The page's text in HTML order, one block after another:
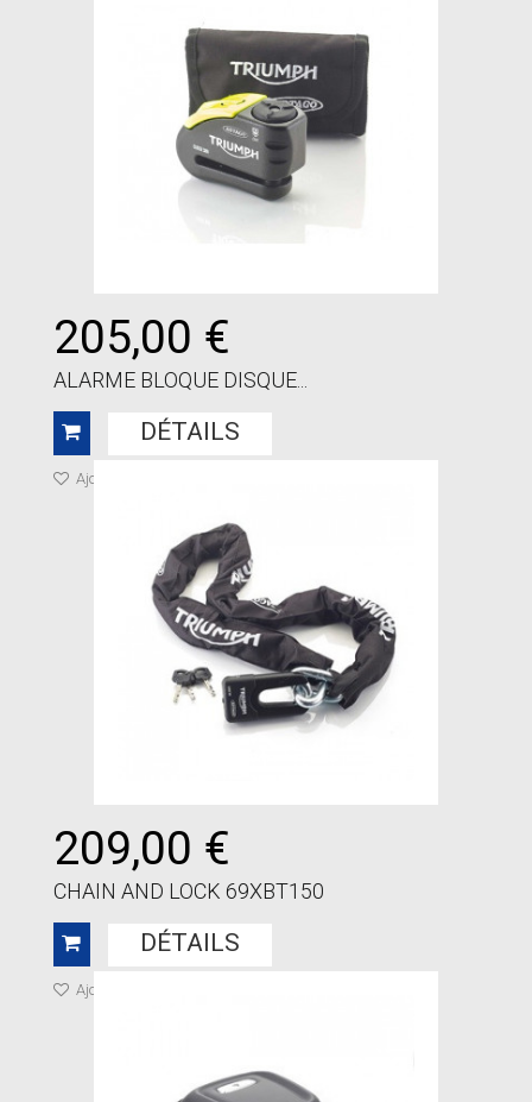
205,00 €
ALARME BLOQUE DISQUE...
DÉTAILS
Ajouter à ma liste de cadeaux
209,00 €
CHAIN AND LOCK 69XBT150
DÉTAILS
Ajouter à ma liste de cadeaux